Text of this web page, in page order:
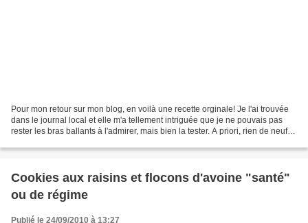
Pour mon retour sur mon blog, en voilà une recette orginale! Je l'ai trouvée
dans le journal local et elle m'a tellement intriguée que je ne pouvais pas
rester les bras ballants à l'admirer, mais bien la tester. A priori, rien de neuf
Cookies aux raisins et flocons d'avoine "santé"
ou de régime
Publié le 24/09/2010 à 13:27